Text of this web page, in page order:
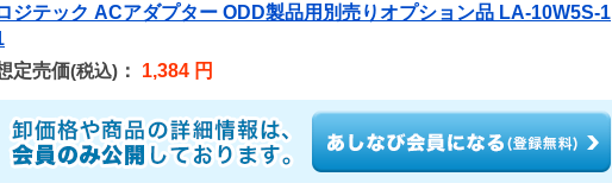
ジテック ACアダプター ODD製品用別売りオプション品 LA-10W5S-1
定売価(税込) ： 1,384 円